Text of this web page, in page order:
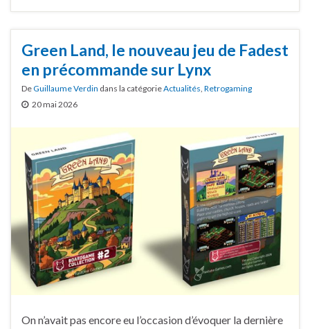
Green Land, le nouveau jeu de Fadest
en précommande sur Lynx
DeGuillaume Verdin dans la catégorieActualités, Retrogaming
20 mai 2026
On n’avait pas encore eu l’occasion d’évoquer la dernière